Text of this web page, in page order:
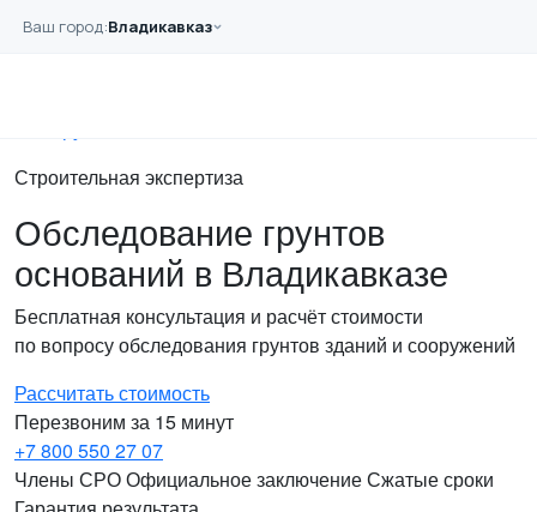
Ваш город:Владикавказ
Главная
Строительная экспертиза
Обследование грунтов
оснований в Владикавказе
Бесплатная консультация и расчёт стоимости
по вопросу обследования грунтов зданий и сооружений
Рассчитать стоимость
Перезвоним за 15 минут
+7 800 550 27 07
Члены СРООфициальное заключениеСжатые сроки